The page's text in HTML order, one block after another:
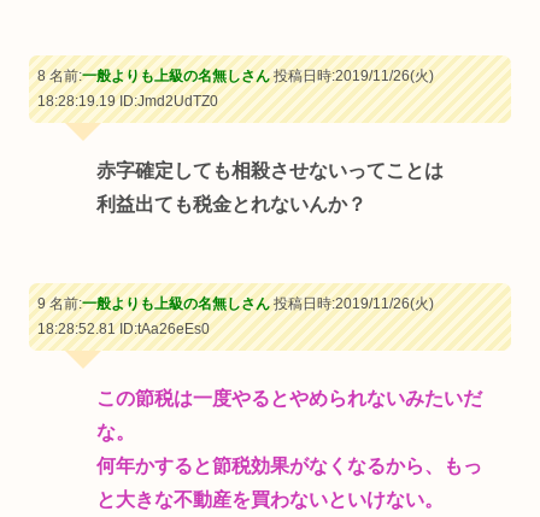
8 名前:一般よりも上級の名無しさん投稿日時:2019/11/26(火)
18:28:19.19ID:Jmd2UdTZ0
赤字確定しても相殺させないってことは
利益出ても税金とれないんか？
9 名前:一般よりも上級の名無しさん投稿日時:2019/11/26(火)
18:28:52.81ID:tAa26eEs0
この節税は一度やるとやめられないみたいだ
な。
何年かすると節税効果がなくなるから、もっ
と大きな不動産を買わないといけない。